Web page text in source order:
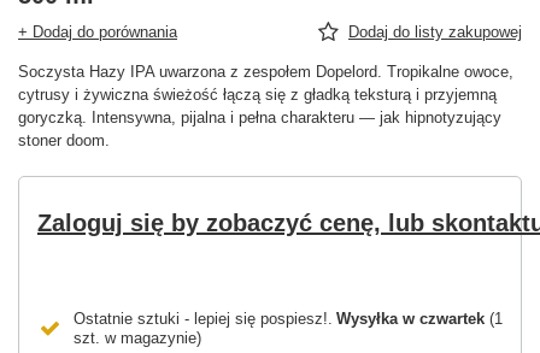
+ Dodaj do porównania Dodaj do listy zakupowej
Soczysta Hazy IPA uwarzona z zespołem Dopelord. Tropikalne owoce,
cytrusy i żywiczna świeżość łączą się z gładką teksturą i przyjemną
goryczką. Intensywna, pijalna i pełna charakteru — jak hipnotyzujący
stoner doom.
Zaloguj się by zobaczyć cenę, lub
Ostatnie sztuki - lepiej się pospiesz! Wysyłka w czwartek (1
szt. w magazynie)